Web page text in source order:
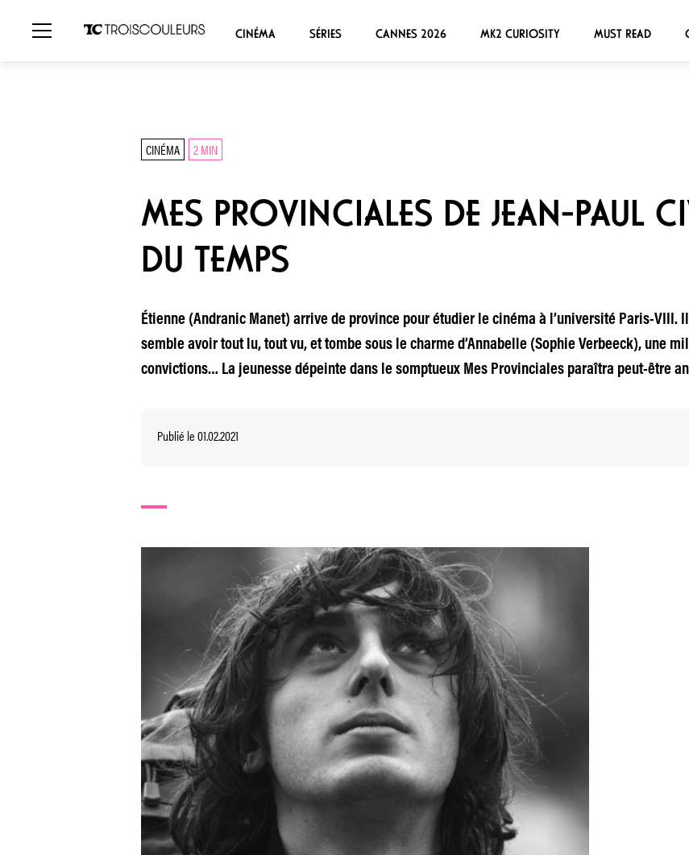
CINÉMA SÉRIES CANNES 2026 MK2 CURIOSITY MUST READ
CINÉMA 2 MIN
MES PROVINCIALES DE JEAN-PAUL
DU TEMPS
Étienne (Andranic Manet) arrive de province pour étudier le cinéma à l’université Paris-VIII.
semble avoir tout lu, tout vu, et tombe sous le charme d’Annabelle (Sophie Verbeeck), une
convictions… La jeunesse dépeinte dans le somptueux Mes Provinciales paraîtra peut-être
Publié le 01.02.2021